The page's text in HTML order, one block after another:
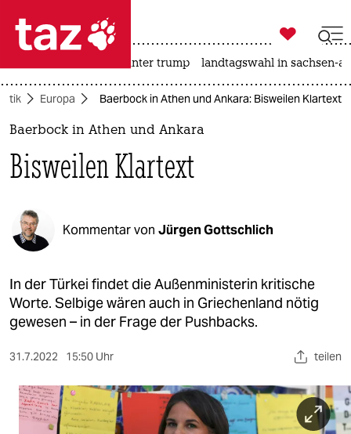
 taz zahl ich
taz zahl ich
politik
öko
gesellschaft
kultur
sport
berlin
nord
wahrheit

taz zahl ich
usa unter trump landtagswahl in sachsen-
Europa Baerbock in Athen und Ankara: Bisweilen Klartext
Baerbock in Athen und Ankara
Bisweilen Klartext
Kommentar von Jürgen Gottschlich
In der Türkei findet die Außenministerin kritische
Worte. Selbige wären auch in Griechenland nötig
gewesen – in der Frage der Pushbacks.
31.7.2022 15:50 Uhr teilen